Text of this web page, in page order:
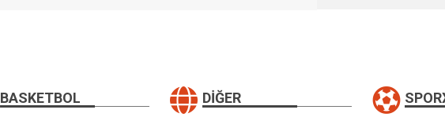
BASKETBOL DIĞER